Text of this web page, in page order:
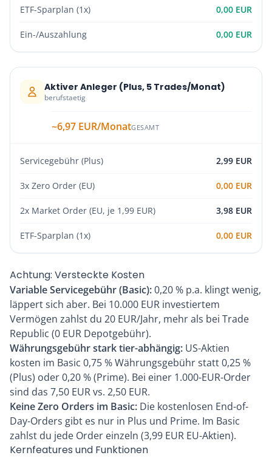
ETF-Sparplan (1x) 0,00 EUR
Ein-/Auszahlung 0,00 EUR
Aktiver Anleger (Plus, 5 Trades/Monat)
berufstaetig
~6,97 EUR/MonatGESAMT
Servicegebühr (Plus) 2,99 EUR
3x Zero Order (EU) 0,00 EUR
2x Market Order (EU, je 1,99 EUR) 3,98 EUR
ETF-Sparplan (1x) 0,00 EUR
Achtung: Versteckte Kosten
Variable Servicegebühr (Basic):0,20 % p.a. klingt wenig,
läppert sich aber. Bei 10.000 EUR investiertem
Vermögen zahlst du 20 EUR/Jahr, mehr als bei Trade
Republic (0 EUR Depotgebühr).
Währungsgebühr stark tier-abhängig: US-Aktien
kosten im Basic 0,75 % Währungsgebühr statt 0,25 %
(Plus) oder 0,20 % (Prime). Bei einer 1.000-EUR-Order
sind das 7,50 EUR vs. 2,50 EUR.
Keine Zero Orders im Basic: Die kostenlosen End-of-
Day-Orders gibt es nur in Plus und Prime. Im Basic
zahlst du jede Order einzeln (3,99 EUR EU-Aktien).
Kernfeatures und Funktionen